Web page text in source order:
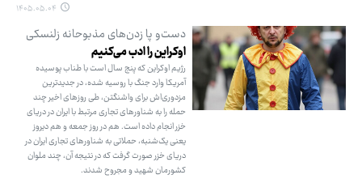
۱۴۰۵.۰۵.۰۴
دست‌و پا زدن‌های مذبوحانه زلنسکی
اوکراین را ادب می‌کنیم
رژیم اوکراین که پنج سال است با طناب پوسیده
آمریکا وارد جنگ با روسیه شده، در جدیدترین
مزدوری‌اش برای واشنگتن، طی روزهای اخیر چند
حمله را به شناورهای تجاری مرتبط با ایران در دریای
خزر انجام داده است. هم در روز جمعه و هم دیروز
یعنی یک‌شنبه، حملاتی به شناورهای تجاری ایران در
دریای خزر صورت گرفت که در نتیجه آن، چند ملوان
کشورمان شهید و مجروح شدند.